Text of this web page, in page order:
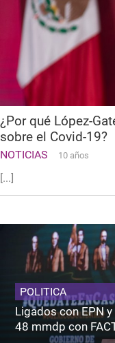
¿Por qué López-
sobre el Covid-19?
NOTICIAS 10 años
[...]
POLITICA
Ligados con EPN
48 mmdp con